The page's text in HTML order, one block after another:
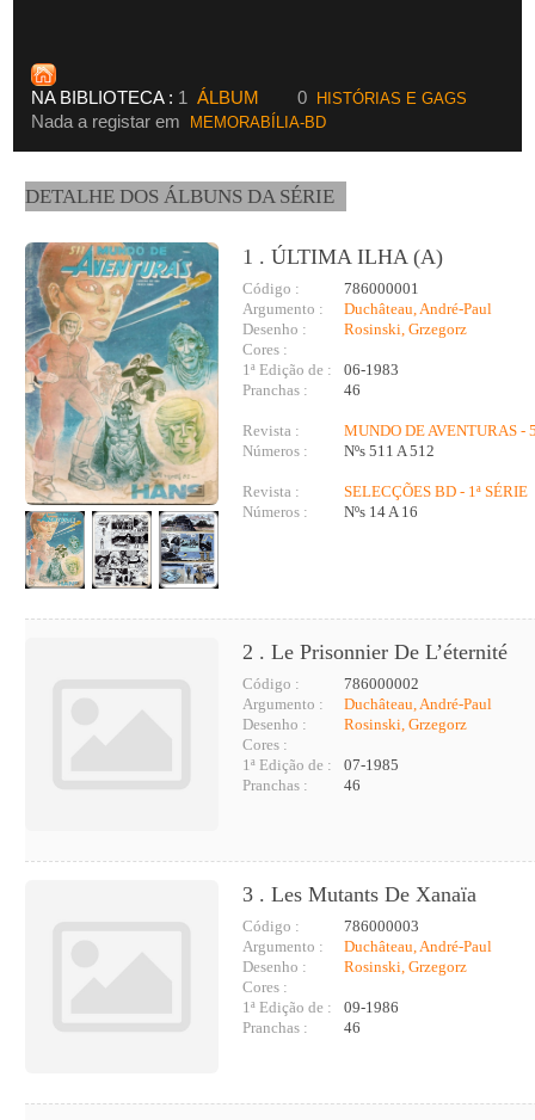
NA BIBLIOTECA : 1 ÁLBUM 0 HISTÓRIAS E GAGS
Nada a registar em MEMORABÍLIA-BD
DETALHE DOS ÁLBUNS DA SÉRIE
1 . ÚLTIMA ILHA (A)
Código :
786000001
Argumento :
Duchâteau, André-Paul
Desenho :
Rosinski, Grzegorz
Cores :
1ª Edição de :
06-1983
Pranchas :
46
Revista :
MUNDO DE AVENTURAS -
Números :
Nºs 511 A 512
Revista :
SELECÇÕES BD - 1ª SÉRIE
Números :
Nºs 14 A 16
2 . Le Prisonnier De L’éternité
Código :
786000002
Argumento :
Duchâteau, André-Paul
Desenho :
Rosinski, Grzegorz
Cores :
1ª Edição de :
07-1985
Pranchas :
46
3 . Les Mutants De Xanaïa
Código :
786000003
Argumento :
Duchâteau, André-Paul
Desenho :
Rosinski, Grzegorz
Cores :
1ª Edição de :
09-1986
Pranchas :
46